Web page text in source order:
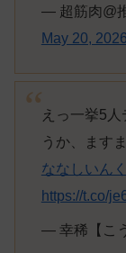
— 超筋肉@
May 20, 2026
えっ一挙5
うか、ます
ななしいんく
https://t.co/
— 幸稀【こ